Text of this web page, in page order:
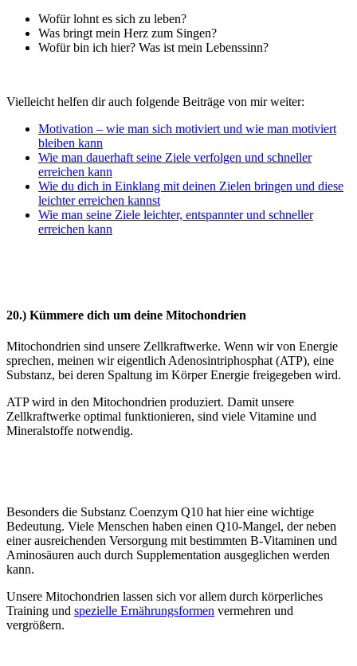
Wofür lohnt es sich zu leben?
Was bringt mein Herz zum Singen?
Wofür bin ich hier? Was ist mein Lebenssinn?
Vielleicht helfen dir auch folgende Beiträge von mir weiter:
Motivation – wie man sich motiviert und wie man motiviert
bleiben kann
Wie man dauerhaft seine Ziele verfolgen und schneller
erreichen kann
Wie du dich in Einklang mit deinen Zielen bringen und diese
leichter erreichen kannst
Wie man seine Ziele leichter, entspannter und schneller
erreichen kann
20.) Kümmere dich um deine Mitochondrien
Mitochondrien sind unsere Zellkraftwerke. Wenn wir von Energie
sprechen, meinen wir eigentlich Adenosintriphosphat (ATP), eine
Substanz, bei deren Spaltung im Körper Energie freigegeben wird.
ATP wird in den Mitochondrien produziert. Damit unsere
Zellkraftwerke optimal funktionieren, sind viele Vitamine und
Mineralstoffe notwendig.
Besonders die Substanz Coenzym Q10 hat hier eine wichtige
Bedeutung. Viele Menschen haben einen Q10-Mangel, der neben
einer ausreichenden Versorgung mit bestimmten B-Vitaminen und
Aminosäuren auch durch Supplementation ausgeglichen werden
kann.
Unsere Mitochondrien lassen sich vor allem durch körperliches
Training und spezielle Ernährungsformen vermehren und
vergrößern.